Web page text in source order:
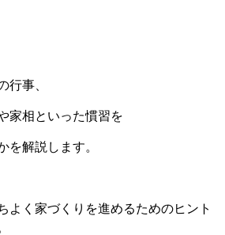
行事、
家相といった慣習を
を解説します。
よく家づくりを進めるためのヒント